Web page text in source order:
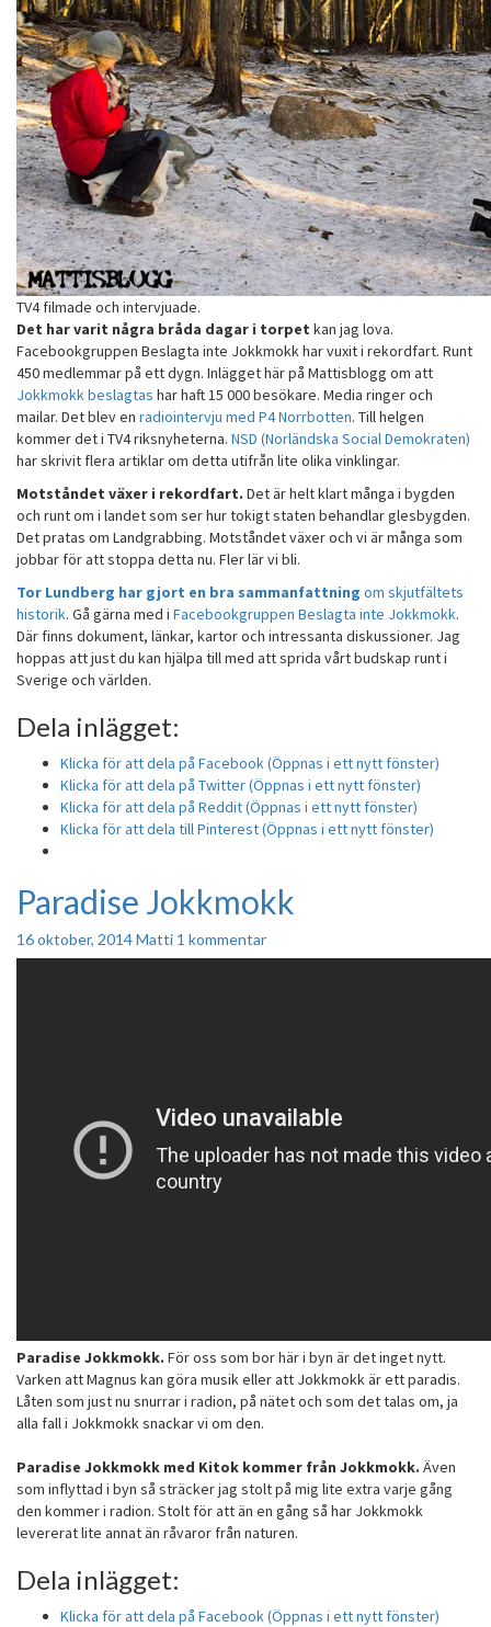
TV4 filmade och intervjuade.
Det har varit några bråda dagar i torpet kan jag lova.
Facebookgruppen Beslagta inte Jokkmokk har vuxit i rekordfart. Runt
450 medlemmar på ett dygn. Inlägget här på Mattisblogg om att
Jokkmokk beslagtas har haft 15 000 besökare. Media ringer och
mailar. Det blev en radiointervju med P4 Norrbotten. Till helgen
kommer det i TV4 riksnyheterna. NSD (Norländska Social Demokraten)
har skrivit flera artiklar om detta utifrån lite olika vinklingar.
Motståndet växer i rekordfart. Det är helt klart många i bygden
och runt om i landet som ser hur tokigt staten behandlar glesbygden.
Det pratas om Landgrabbing. Motståndet växer och vi är många som
jobbar för att stoppa detta nu. Fler lär vi bli.
Tor Lundberg har gjort en bra sammanfattning om skjutfältets
historik. Gå gärna med i Facebookgruppen Beslagta inte Jokkmokk.
Där finns dokument, länkar, kartor och intressanta diskussioner. Jag
hoppas att just du kan hjälpa till med att sprida vårt budskap runt i
Sverige och världen.
Dela inlägget:
Klicka för att dela på Facebook (Öppnas i ett nytt fönster)
Klicka för att dela på Twitter (Öppnas i ett nytt fönster)
Klicka för att dela på Reddit (Öppnas i ett nytt fönster)
Klicka för att dela till Pinterest (Öppnas i ett nytt fönster)
Paradise
Jokkmokk
Paradise Jokkmokk
16 oktober, 2014Matti Kommentarer
1 kommentar
Paradise Jokkmokk. För oss som bor här i byn är det inget nytt.
Varken att Magnus kan göra musik eller att Jokkmokk är ett paradis.
Låten som just nu snurrar i radion, på nätet och som det talas om, ja
alla fall i Jokkmokk snackar vi om den.
Paradise Jokkmokk med Kitok kommer från Jokkmokk. Även
som inflyttad i byn så sträcker jag stolt på mig lite extra varje gång
den kommer i radion. Stolt för att än en gång så har Jokkmokk
levererat lite annat än råvaror från naturen.
Dela inlägget:
Klicka för att dela på Facebook (Öppnas i ett nytt fönster)